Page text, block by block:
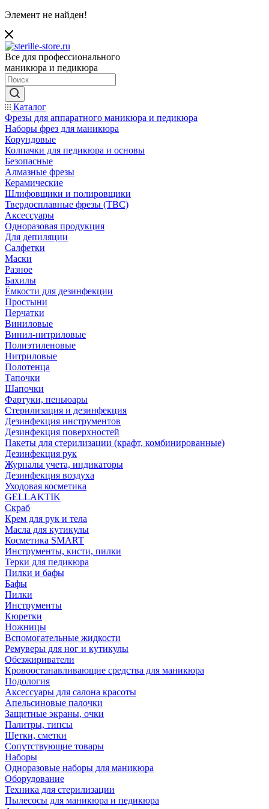
Элемент не найден!
Все для профессионального
маникюра и педикюра
Каталог
Фрезы для аппаратного маникюра и педикюра
Наборы фрез для маникюра
Корундовые
Колпачки для педикюра и основы
Безопасные
Алмазные фрезы
Керамические
Шлифовщики и полировщики
Твердосплавные фрезы (ТВС)
Аксессуары
Одноразовая продукция
Для депиляции
Салфетки
Маски
Разное
Бахилы
Ёмкости для дезинфекции
Простыни
Перчатки
Виниловые
Винил-нитриловые
Полиэтиленовые
Нитриловые
Полотенца
Тапочки
Шапочки
Фартуки, пеньюары
Стерилизация и дезинфекция
Дезинфекция инструментов
Дезинфекция поверхностей
Пакеты для стерилизации (крафт, комбинированные)
Дезинфекция рук
Журналы учета, индикаторы
Дезинфекция воздуха
Уходовая косметика
GELLAKTIK
Скраб
Крем для рук и тела
Масла для кутикулы
Косметика SMART
Инструменты, кисти, пилки
Терки для педикюра
Пилки и бафы
Бафы
Пилки
Инструменты
Кюретки
Ножницы
Вспомогательные жидкости
Ремуверы для ног и кутикулы
Обезжириватели
Кровоостанавливающие средства для маникюра
Подология
Аксессуары для салона красоты
Апельсиновые палочки
Защитные экраны, очки
Палитры, типсы
Щетки, сметки
Сопутствующие товары
Наборы
Одноразовые наборы для маникюра
Оборудование
Техника для стерилизации
Пылесосы для маникюра и педикюра